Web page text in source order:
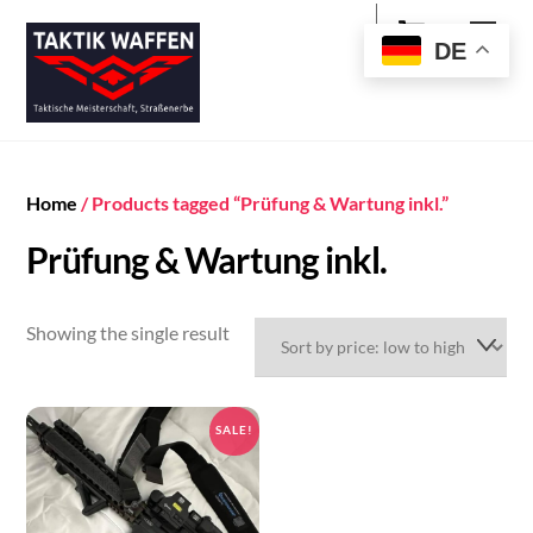
content
Cart
Home / Products tagged “Prüfung & Wartung inkl.”
Prüfung & Wartung inkl.
Showing the single result
SALE!
DE